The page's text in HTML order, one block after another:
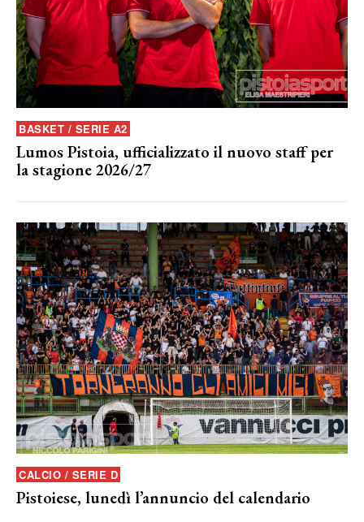
BASKET / SERIE A2
Lumos Pistoia, ufficializzato il nuovo staff per
la stagione 2026/27
CALCIO / SERIE D
Pistoiese, lunedì l’annuncio del calendario